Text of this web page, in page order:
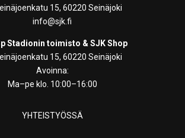
15, 60220 Seinäjoki
info@sjk.fi
Stadionin toimisto & SJK Shop
15, 60220 Seinäjoki
Avoinna:
Ma–pe klo. 10:00–16:00
YHTEISTYÖSSÄ